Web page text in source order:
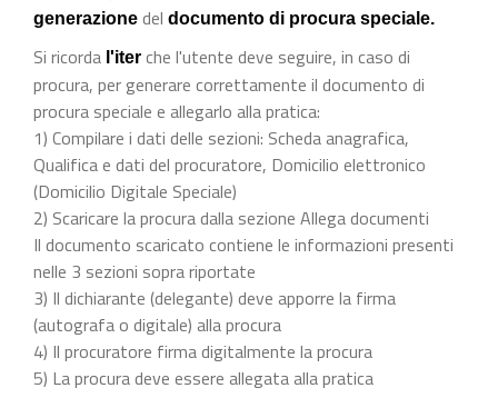
generazione del documento di procura speciale.
Si ricorda l'iter che l'utente deve seguire, in caso di
procura, per generare correttamente il documento di
procura speciale e allegarlo alla pratica:
1) Compilare i dati delle sezioni: Scheda anagrafica,
Qualifica e dati del procuratore, Domicilio elettronico
(Domicilio Digitale Speciale)
2) Scaricare la procura dalla sezione Allega documenti
Il documento scaricato contiene le informazioni presenti
nelle 3 sezioni sopra riportate
3) Il dichiarante (delegante) deve apporre la firma
(autografa o digitale) alla procura
4) Il procuratore firma digitalmente la procura
5) La procura deve essere allegata alla pratica